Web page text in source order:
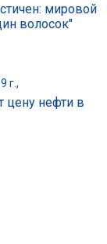
мировой
волосок"
г.,
цену нефти в